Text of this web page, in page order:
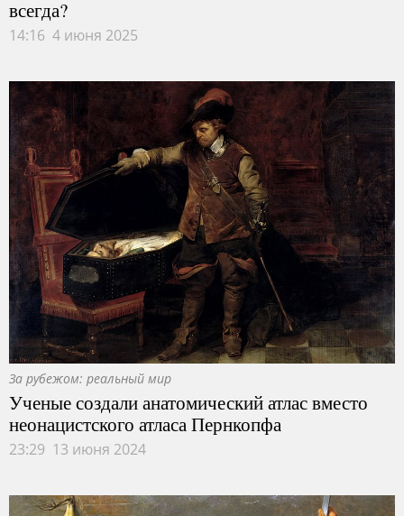
всегда?
14:16 4 июня 2025
За рубежом: реальный мир
Ученые создали анатомический атлас вместо
неонацистского атласа Пернкопфа
23:29 13 июня 2024